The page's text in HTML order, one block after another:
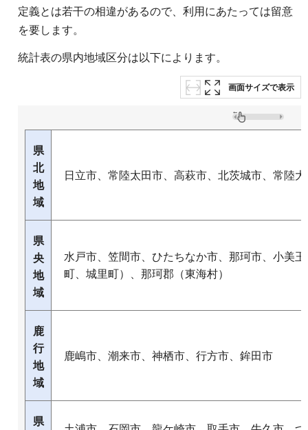
定義とは若干の相違があるので、利用にあたっては留意
を要します。
統計表の県内地域区分は以下によります。
画面サイズで表示
県
北
地
域
日立市、常陸太田市、高萩市、北茨城市、常陸
県
央
地
域
水戸市、笠間市、ひたちなか市、那珂市、小美
町、城里町）、那珂郡（東海村）
鹿
行
地
域
鹿嶋市、潮来市、神栖市、行方市、鉾田市
県